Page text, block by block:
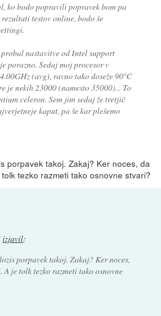
ko bodo popravili popravek bom pa
testov online, bodo še
probal nastavitve od Intel support
porazno. Sedaj moj procesor v
(avg), ravno tako doseže 90°C
je nekih 23000 (namesto 35000)... To
celeron. Sem jim sedaj že tretjič
kaput, pa še kar plešemo
porpavek takoj. Zakaj? Ker noces, da
tezko razmeti tako osnovne stvari?
izjavil:
porpavek takoj. Zakaj? Ker noces,
A je tolk tezko razmeti tako osnovne